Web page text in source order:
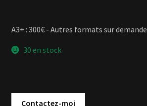
A3+ : 300€ - Autres formats sur demande
30 en stock